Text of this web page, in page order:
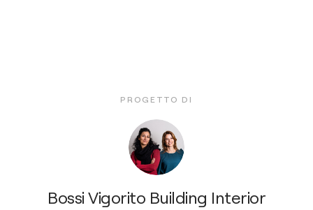
PROGETTO DI
Bossi Vigorito Building Interior